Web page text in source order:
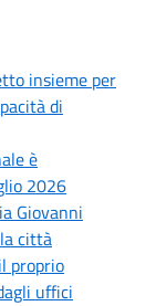
insieme per
di
è
2026
Giovanni
città
proprio
uffici